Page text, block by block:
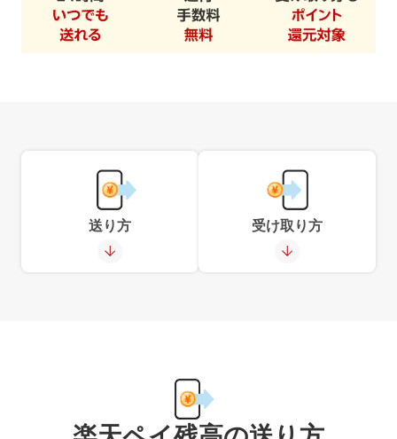
送り方 受け取り方